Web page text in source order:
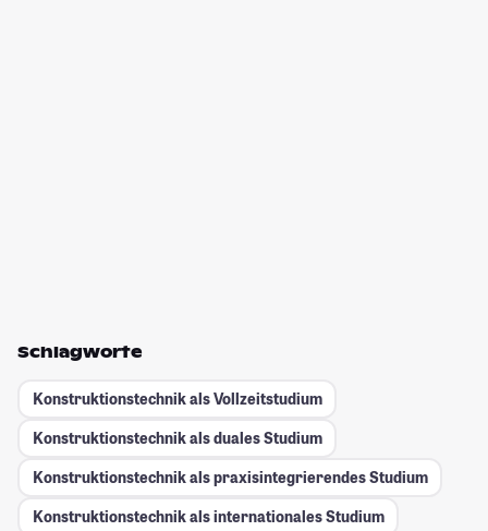
Schlagworte
Konstruktionstechnik als Vollzeitstudium
Konstruktionstechnik als duales Studium
Konstruktionstechnik als praxisintegrierendes Studium
Konstruktionstechnik als internationales Studium